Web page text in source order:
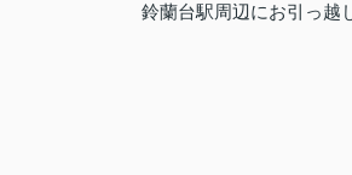
鈴蘭台駅周辺にお引っ越